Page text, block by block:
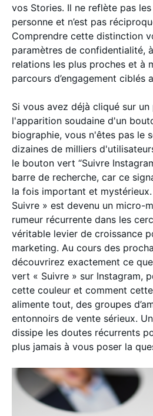
vos Stories. Il ne reflète pas
personne et n’est pas
Comprendre cette distinction
paramètres de confidentialité,
relations les plus proches et à
parcours d’engagement ciblés
Si vous avez déjà cliqué sur
l'apparition soudaine d'un
biographie, vous n'êtes pas le
dizaines de milliers
le bouton vert “Suivre
barre de recherche, car ce
la fois important et
Suivre » est devenu un micro-
rumeur récurrente dans les
véritable levier de croissance
marketing. Au cours des
découvrirez exactement ce
vert « Suivre » sur Instagram,
cette couleur et comment
alimente tout, des groupes
entonnoirs de vente sérieux.
dissipe les doutes récurrents
plus jamais à vous poser la